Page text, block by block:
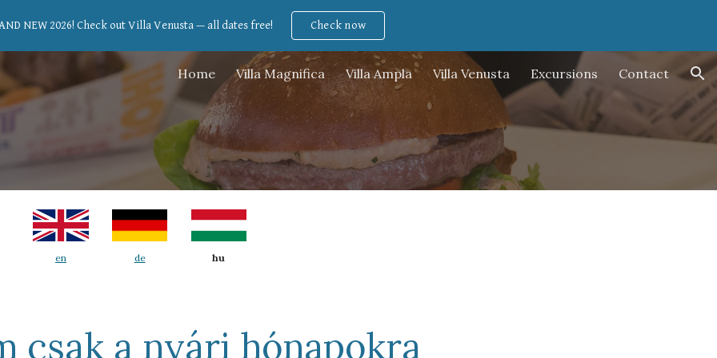
to main content Skip to navigation
NEW 2026! Check out Villa Venusta — all dates free! Check now
Home Villa Magnifica Villa Ampla Villa Venusta Excursions Contact
en de hu
csak a nyári hónapokra